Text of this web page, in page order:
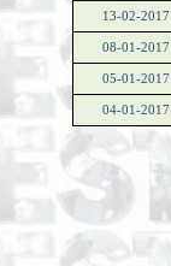
13-02-2017
08-01-2017
05-01-2017
04-01-2017